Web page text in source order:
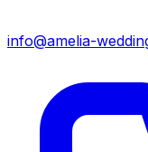
info@amelia-